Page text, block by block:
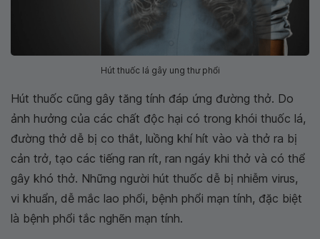
Hút thuốc lá gây ung thư phổi
Hút thuốc cũng gây tăng tính đáp ứng đường thở. Do
ảnh hưởng của các chất độc hại có trong khói thuốc lá,
đường thở dễ bị co thắt, luồng khí hít vào và thở ra bị
cản trở, tạo các tiếng ran rít, ran ngáy khi thở và có thể
gây khó thở. Những người hút thuốc dễ bị nhiễm virus,
vi khuẩn, dễ mắc lao phổi, bệnh phổi mạn tính, đặc biệt
là bệnh phổi tắc nghẽn mạn tính.